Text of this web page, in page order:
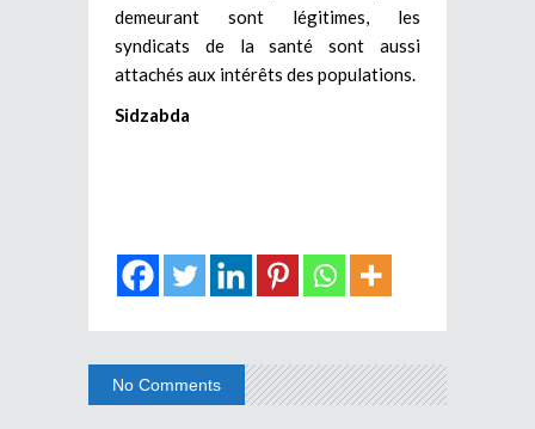
demeurant sont légitimes, les
syndicats de la santé sont aussi
attachés aux intérêts des populations.
Sidzabda
No Comments